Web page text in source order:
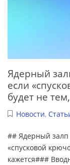
Ядерный
если
будет не
Новости,
## Ядерный
«спусковой
кажется###